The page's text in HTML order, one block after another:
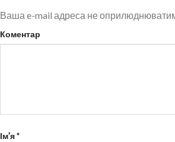
Ваша e-mail адреса не
Коментар
Ім’я*